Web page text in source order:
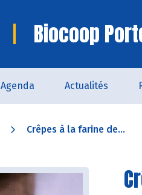
Biocoop
Agenda Actualités
Crêpes à la farine de...